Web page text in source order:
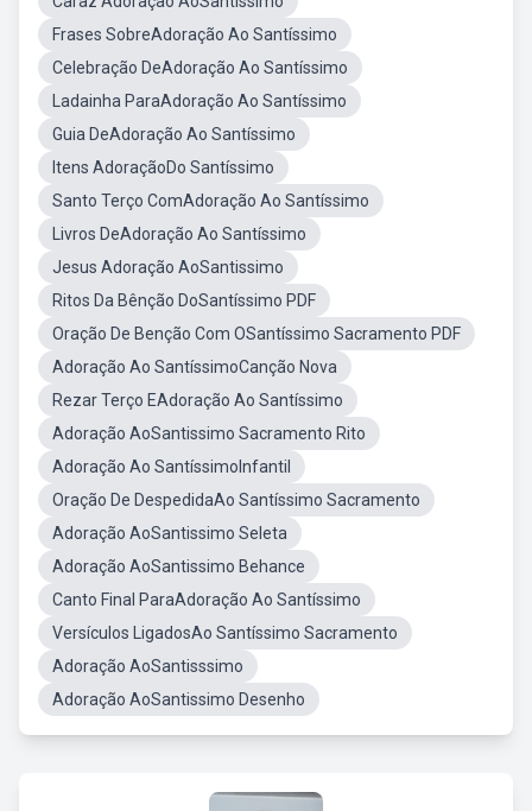
Frases SobreAdoração Ao Santíssimo
Celebração DeAdoração Ao Santíssimo
Ladainha ParaAdoração Ao Santíssimo
Guia DeAdoração Ao Santíssimo
Itens AdoraçãoDo Santíssimo
Santo Terço ComAdoração Ao Santíssimo
Livros DeAdoração Ao Santíssimo
Jesus Adoração AoSantissimo
Ritos Da Bênção DoSantíssimo PDF
Oração De Benção Com OSantíssimo Sacramento PDF
Adoração Ao SantíssimoCanção Nova
Rezar Terço EAdoração Ao Santíssimo
Adoração AoSantissimo Sacramento Rito
Adoração Ao SantíssimoInfantil
Oração De DespedidaAo Santíssimo Sacramento
Adoração AoSantissimo Seleta
Adoração AoSantissimo Behance
Canto Final ParaAdoração Ao Santíssimo
Versículos LigadosAo Santíssimo Sacramento
Adoração AoSantisssimo
Adoração AoSantissimo Desenho